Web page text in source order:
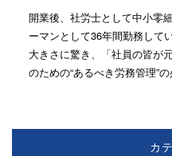
開業後、社労士として中小零
ーマンとして36年間勤務して
大きさに驚き、「社員の皆が
のための“あるべき労務管理”の
カ